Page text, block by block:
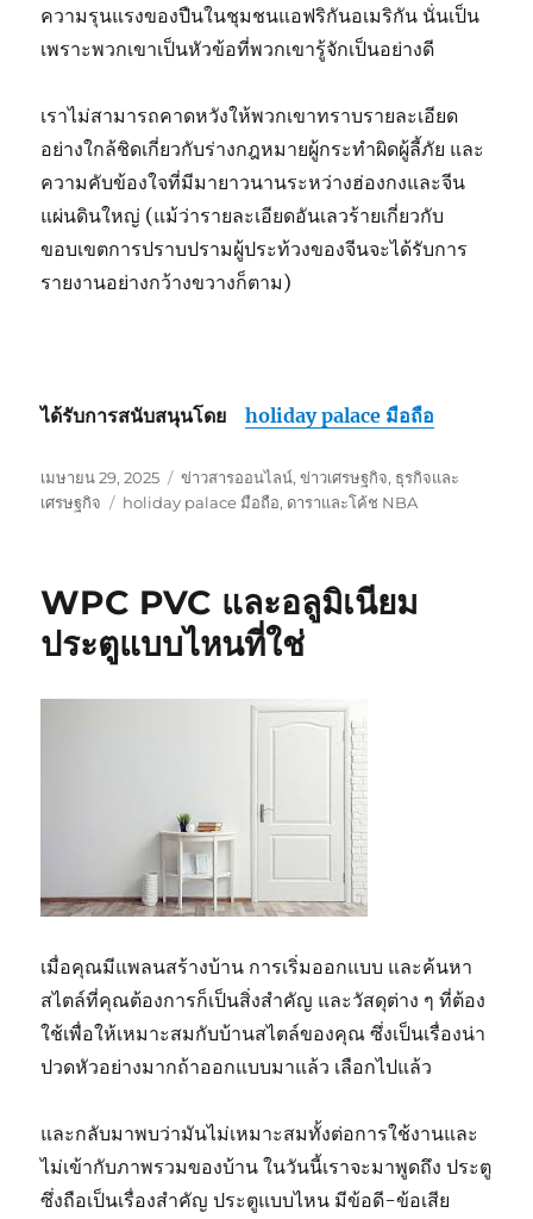
ความรุนแรงของปืนในชุมชนแอฟริกันอเมริกัน นั่นเป็น
เพราะพวกเขาเป็นหัวข้อที่พวกเขารู้จักเป็นอย่างดี
เราไม่สามารถคาดหวังให้พวกเขาทราบรายละเอียด
อย่างใกล้ชิดเกี่ยวกับร่างกฎหมายผู้กระทำผิดผู้ลี้ภัย และ
ความคับข้องใจที่มีมายาวนานระหว่างฮ่องกงและจีน
แผ่นดินใหญ่ (แม้ว่ารายละเอียดอันเลวร้ายเกี่ยวกับ
ขอบเขตการปราบปรามผู้ประท้วงของจีนจะได้รับการ
รายงานอย่างกว้างขวางก็ตาม)
ได้รับการสนับสนุนโดยholiday palace มือถือ
เขียน
เมื่อ
เมษายน 29, 2025
หมวด
หมู่
ข่าวสารออนไลน์,ข่าวเศรษฐกิจ, ธุรกิจและ
เศรษฐกิจ
ป้าย
holiday palace มือถือ, ดาราและโค้ช NBA
WPC PVC และอลูมิเนียม
ประตูแบบไหนที่ใช่
เมื่อคุณมีแพลนสร้างบ้าน การเริ่มออกแบบ และค้นหา
สไตล์ที่คุณต้องการก็เป็นสิ่งสำคัญ และวัสดุต่าง ๆ ที่ต้อง
ใช้เพื่อให้เหมาะสมกับบ้านสไตล์ของคุณ ซึ่งเป็นเรื่องน่า
ปวดหัวอย่างมากถ้าออกแบบมาแล้ว เลือกไปแล้ว
และกลับมาพบว่ามันไม่เหมาะสมทั้งต่อการใช้งานและ
ไม่เข้ากับภาพรวมของบ้าน ในวันนี้เราจะมาพูดถึง ประตู
ซึ่งถือเป็นเรื่องสำคัญ ประตูแบบไหน มีข้อดี-ข้อเสีย